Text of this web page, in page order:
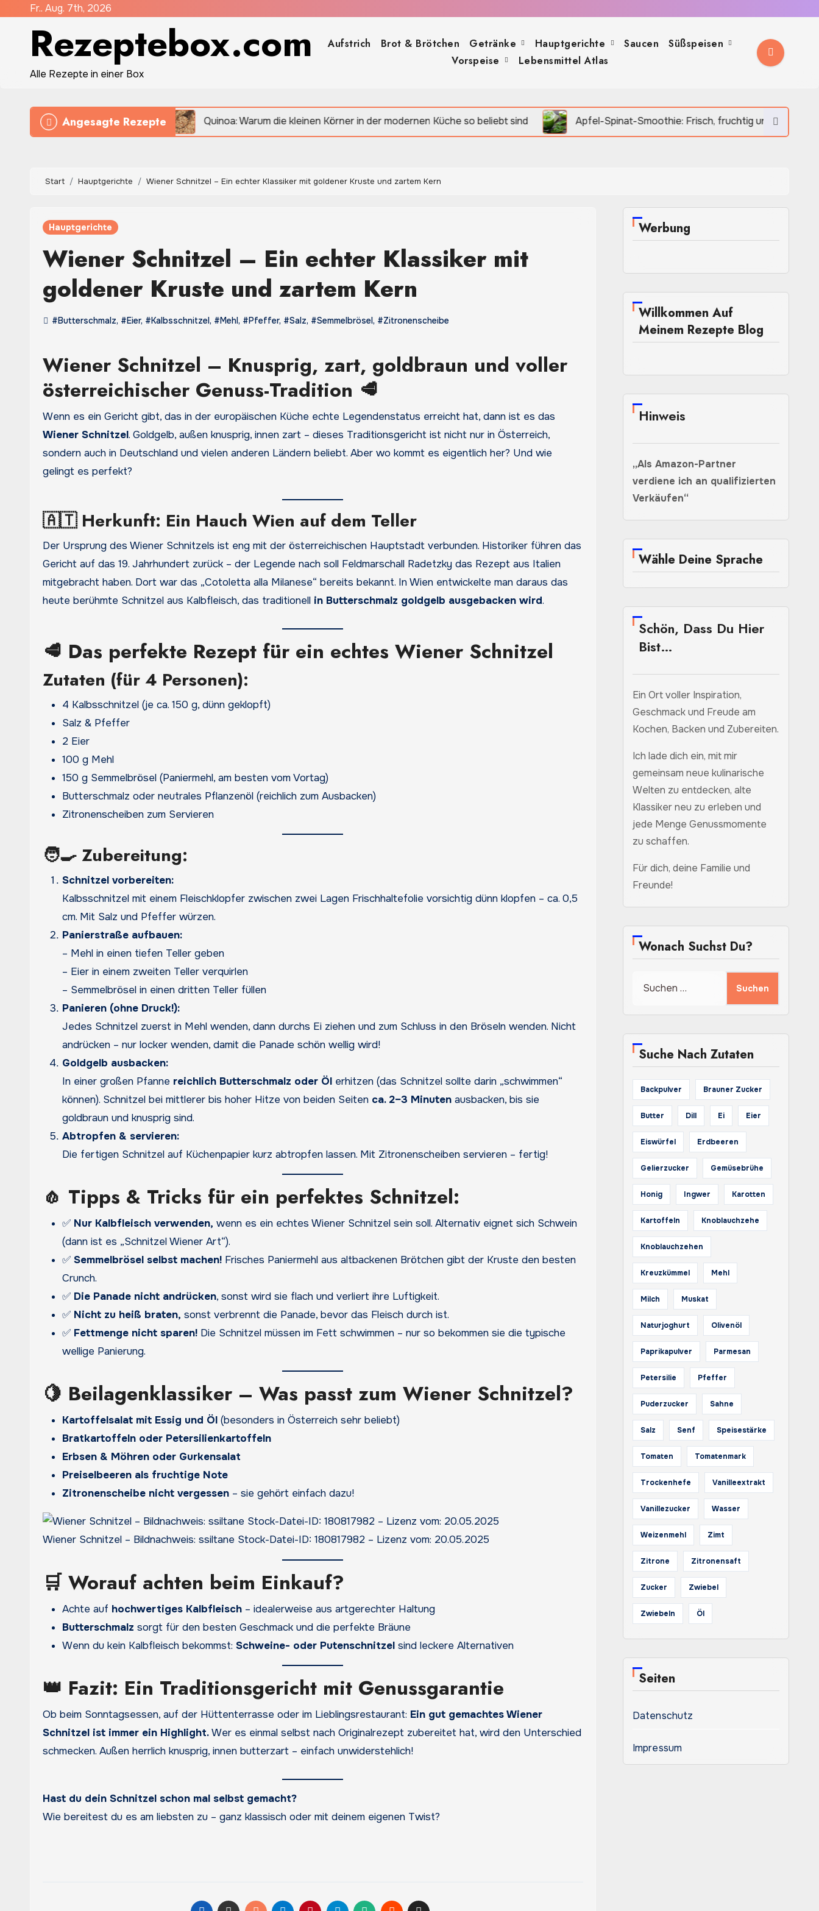
Fr.. Aug. 7th, 2026
Rezeptebox.com
Alle Rezepte in einer Box
Aufstrich Brot & Brötchen Getränke Hauptgerichte Saucen
Süßspeisen
Vorspeise
Lebensmittel Atlas
Angesagte Rezepte
sie besonders fein Quinoa: Warum die kleinen Körner in der modernen Küche so beliebt sind Apfel-Spinat-Smoothie: Frisch, fruchtig und in wenigen Minuten
Start Hauptgerichte Wiener Schnitzel – Ein echter Klassiker mit goldener Kruste und zartem Kern
Hauptgerichte
Wiener Schnitzel – Ein echter Klassiker mit
goldener Kruste und zartem Kern
#Butterschmalz, #Eier, #Kalbsschnitzel, #Mehl, #Pfeffer, #Salz, #Semmelbrösel, #Zitronenscheibe
Wiener Schnitzel – Knusprig, zart, goldbraun und voller
österreichischer Genuss-Tradition 🥩
Wenn es ein Gericht gibt, das in der europäischen Küche echte Legendenstatus erreicht hat, dann ist es das
Wiener Schnitzel. Goldgelb, außen knusprig, innen zart – dieses Traditionsgericht ist nicht nur in Österreich,
sondern auch in Deutschland und vielen anderen Ländern beliebt. Aber wo kommt es eigentlich her? Und wie
gelingt es perfekt?
🇦🇹 Herkunft: Ein Hauch Wien auf dem Teller
Der Ursprung des Wiener Schnitzels ist eng mit der österreichischen Hauptstadt verbunden. Historiker führen das
Gericht auf das 19. Jahrhundert zurück – der Legende nach soll Feldmarschall Radetzky das Rezept aus Italien
mitgebracht haben. Dort war das „Cotoletta alla Milanese“ bereits bekannt. In Wien entwickelte man daraus das
heute berühmte Schnitzel aus Kalbfleisch, das traditionell in Butterschmalz goldgelb ausgebacken wird.
🥩 Das perfekte Rezept für ein echtes Wiener Schnitzel
Zutaten (für 4 Personen):
4 Kalbsschnitzel (je ca. 150 g, dünn geklopft)
Salz & Pfeffer
2 Eier
100 g Mehl
150 g Semmelbrösel (Paniermehl, am besten vom Vortag)
Butterschmalz oder neutrales Pflanzenöl (reichlich zum Ausbacken)
Zitronenscheiben zum Servieren
🧑‍🍳 Zubereitung:
Schnitzel vorbereiten:
Kalbsschnitzel mit einem Fleischklopfer zwischen zwei Lagen Frischhaltefolie vorsichtig dünn klopfen – ca. 0,5
cm. Mit Salz und Pfeffer würzen.
Panierstraße aufbauen:
– Mehl in einen tiefen Teller geben
– Eier in einem zweiten Teller verquirlen
– Semmelbrösel in einen dritten Teller füllen
Panieren (ohne Druck!):
Jedes Schnitzel zuerst in Mehl wenden, dann durchs Ei ziehen und zum Schluss in den Bröseln wenden. Nicht
andrücken – nur locker wenden, damit die Panade schön wellig wird!
Goldgelb ausbacken:
In einer großen Pfanne reichlich Butterschmalz oder Öl erhitzen (das Schnitzel sollte darin „schwimmen“
können). Schnitzel bei mittlerer bis hoher Hitze von beiden Seiten ca. 2–3 Minuten ausbacken, bis sie
goldbraun und knusprig sind.
Abtropfen & servieren:
Die fertigen Schnitzel auf Küchenpapier kurz abtropfen lassen. Mit Zitronenscheiben servieren – fertig!
🧄 Tipps & Tricks für ein perfektes Schnitzel:
✅ Nur Kalbfleisch verwenden, wenn es ein echtes Wiener Schnitzel sein soll. Alternativ eignet sich Schwein
(dann ist es „Schnitzel Wiener Art“).
✅ Semmelbrösel selbst machen! Frisches Paniermehl aus altbackenen Brötchen gibt der Kruste den besten
Crunch.
✅ Die Panade nicht andrücken, sonst wird sie flach und verliert ihre Luftigkeit.
✅ Nicht zu heiß braten, sonst verbrennt die Panade, bevor das Fleisch durch ist.
✅ Fettmenge nicht sparen! Die Schnitzel müssen im Fett schwimmen – nur so bekommen sie die typische
wellige Panierung.
🍋 Beilagenklassiker – Was passt zum Wiener Schnitzel?
Kartoffelsalat mit Essig und Öl (besonders in Österreich sehr beliebt)
Bratkartoffeln oder Petersilienkartoffeln
Erbsen & Möhren oder Gurkensalat
Preiselbeeren als fruchtige Note
Zitronenscheibe nicht vergessen – sie gehört einfach dazu!
Wiener Schnitzel – Bildnachweis: ssiltane Stock-Datei-ID: 180817982 – Lizenz vom: 20.05.2025
🛒 Worauf achten beim Einkauf?
Achte auf hochwertiges Kalbfleisch – idealerweise aus artgerechter Haltung
Butterschmalz sorgt für den besten Geschmack und die perfekte Bräune
Wenn du kein Kalbfleisch bekommst: Schweine- oder Putenschnitzel sind leckere Alternativen
👑 Fazit: Ein Traditionsgericht mit Genussgarantie
Ob beim Sonntagsessen, auf der Hüttenterrasse oder im Lieblingsrestaurant: Ein gut gemachtes Wiener
Schnitzel ist immer ein Highlight.Wer es einmal selbst nach Originalrezept zubereitet hat, wird den Unterschied
schmecken. Außen herrlich knusprig, innen butterzart – einfach unwiderstehlich!
Hast du dein Schnitzel schon mal selbst gemacht?
Wie bereitest du es am liebsten zu – ganz klassisch oder mit deinem eigenen Twist?
Werbung
Willkommen Auf
Meinem Rezepte Blog
Hinweis
„Als Amazon-Partner
verdiene ich an qualifizierten
Verkäufen“
Wähle Deine Sprache
Schön, Dass Du Hier
Bist…
Ein Ort voller Inspiration,
Geschmack und Freude am
Kochen, Backen und Zubereiten.
Ich lade dich ein, mit mir
gemeinsam neue kulinarische
Welten zu entdecken, alte
Klassiker neu zu erleben und
jede Menge Genussmomente
zu schaffen.
Für dich, deine Familie und
Freunde!
Wonach Suchst Du?
Suche Nach Zutaten
Backpulver Brauner Zucker
Butter Dill Ei Eier
Eiswürfel Erdbeeren
Gelierzucker Gemüsebrühe
Honig Ingwer Karotten
Kartoffeln Knoblauchzehe
Knoblauchzehen
Kreuzkümmel Mehl
Milch Muskat
Naturjoghurt Olivenöl
Paprikapulver Parmesan
Petersilie Pfeffer
Puderzucker Sahne
Salz Senf Speisestärke
Tomaten Tomatenmark
Trockenhefe Vanilleextrakt
Vanillezucker Wasser
Weizenmehl Zimt
Zitrone Zitronensaft
Zucker Zwiebel
Zwiebeln Öl
Seiten
Datenschutz
Impressum